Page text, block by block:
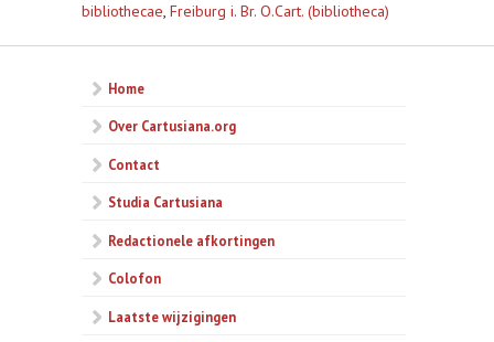
bibliothecae, Freiburg i. Br. O.Cart. (bibliotheca)
Home
Over Cartusiana.org
Contact
Studia Cartusiana
Redactionele afkortingen
Colofon
Laatste wijzigingen